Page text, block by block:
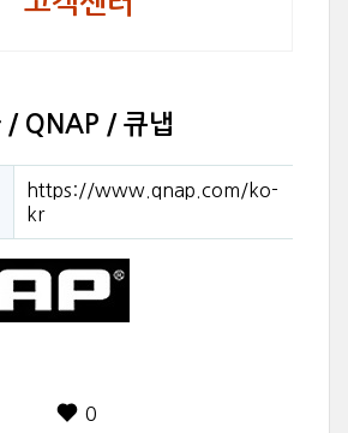
/ QNAP / 큐냅
https://www.qnap.com/ko-
kr
0